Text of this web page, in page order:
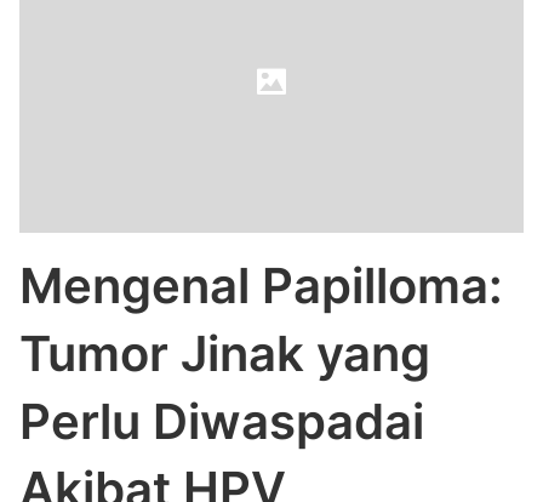
Mengenal Papilloma:
Tumor Jinak yang
Perlu Diwaspadai
Akibat HPV